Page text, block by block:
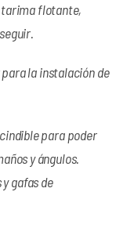
tarima flotante,
la instalación de
para poder
y ángulos.
gafas de